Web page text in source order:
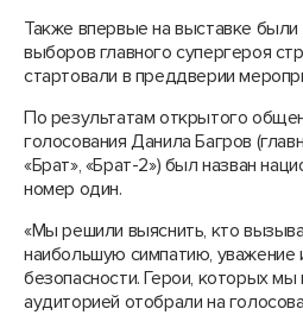
Также впервые на выставке
выборов главного супергероя
стартовали в преддверии
По результатам открытого
голосования Данила Багров
«Брат», «Брат-2») был назван
номер один.
«Мы решили выяснить, кто
наибольшую симпатию,
безопасности. Герои, которых
аудиторией отобрали на